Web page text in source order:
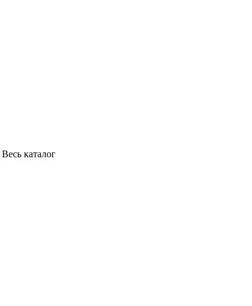
Весь каталог